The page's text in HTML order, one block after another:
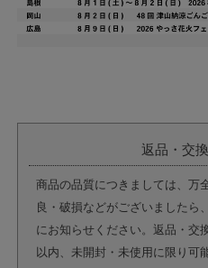
返品・交
商品の品質につきましては、万
良・破損などがございましたら
にお知らせください。返品・交
以内、未開封・未使用に限り可